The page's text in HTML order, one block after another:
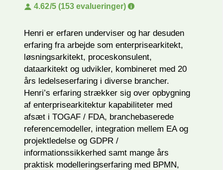
4.62/5 (153 evalueringer)
Henri er erfaren underviser og har desuden
erfaring fra arbejde som enterprisearkitekt,
løsningsarkitekt, proceskonsulent,
dataarkitekt og udvikler, kombineret med 20
års ledelseserfaring i diverse brancher.
Henri’s erfaring strækker sig over opbygning
af enterprisearkitektur kapabiliteter med
afsæt i TOGAF / FDA, branchebaserede
referencemodeller, integration mellem EA og
projektledelse og GDPR /
informationssikkerhed samt mange års
praktisk modelleringserfaring med BPMN,